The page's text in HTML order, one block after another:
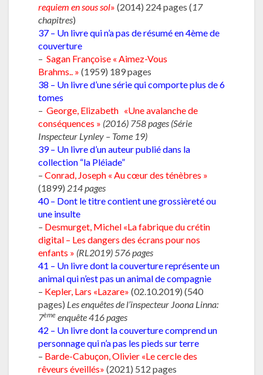
requiem en sous sol» (2014) 224 pages (17
chapitres)
37 – Un livre qui n’a pas de résumé en 4ème de
couverture
– Sagan Françoise « Aimez-Vous
Brahms.. » (1959) 189 pages
38 – Un livre d’une série qui comporte plus de 6
tomes
– George, Elizabeth «Une avalanche de
conséquences » (2016) 758 pages (Série
Inspecteur Lynley – Tome 19)
39 – Un livre d’un auteur publié dans la
collection “la Pléiade”
– Conrad, Joseph « Au cœur des ténèbres »
(1899) 214 pages
40 – Dont le titre contient une grossièreté ou
une insulte
– Desmurget, Michel «La fabrique du crétin
digital – Les dangers des écrans pour nos
enfants » (RL2019) 576 pages
41 – Un livre dont la couverture représente un
animal qui n’est pas un animal de compagnie
– Kepler, Lars «Lazare» (02.10.2019) (540
pages) Les enquêtes de l’inspecteur Joona Linna:
7ème enquête416 pages
42 – Un livre dont la couverture comprend un
personnage qui n’a pas les pieds sur terre
– Barde-Cabuçon, Olivier «Le cercle des
rêveurs éveillés» (2021) 512 pages